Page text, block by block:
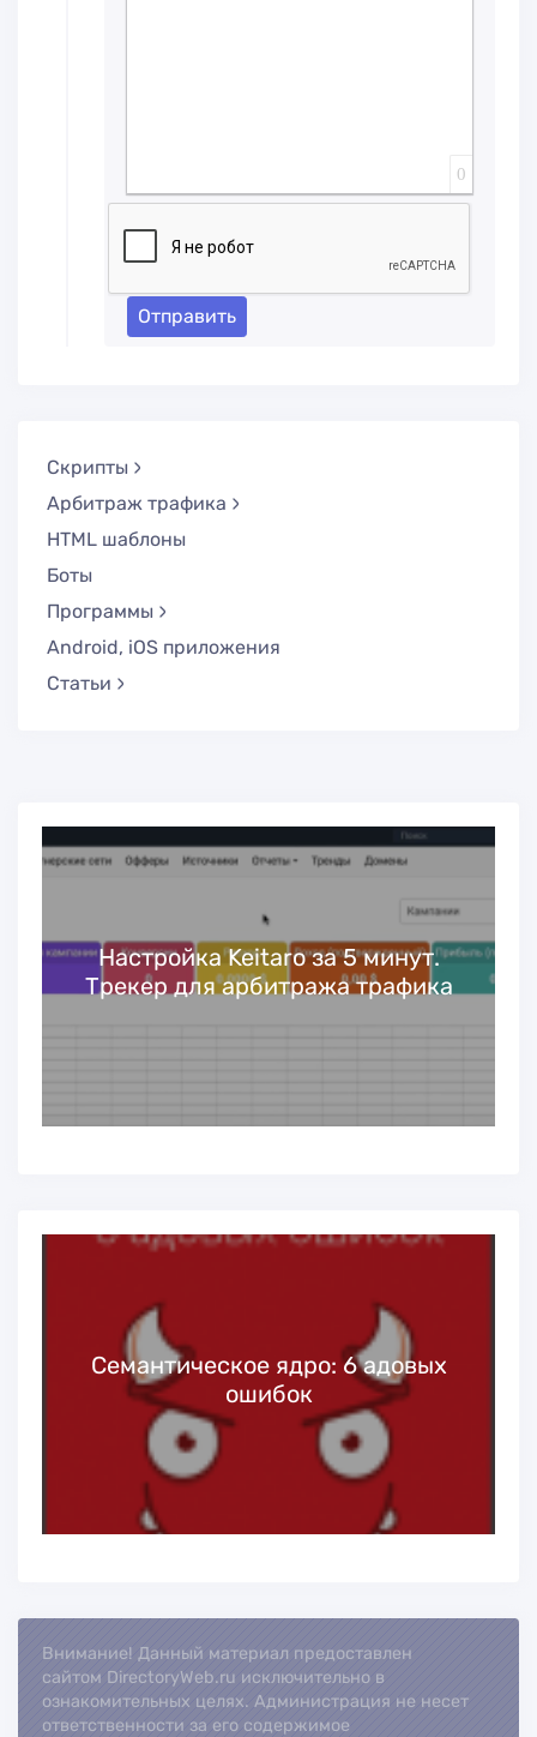
0
Отправить
Скрипты
Арбитраж трафика
HTML шаблоны
Боты
Программы
Android, iOS приложения
Статьи
Настройка Keitaro за 5 минут.
Трекер для арбитража трафика
Семантическое ядро: 6 адовых
ошибок
Внимание! Данный материал предоставлен
сайтом DirectoryWeb.ru исключительно в
ознакомительных целях. Администрация не несет
ответственности за его содержимое